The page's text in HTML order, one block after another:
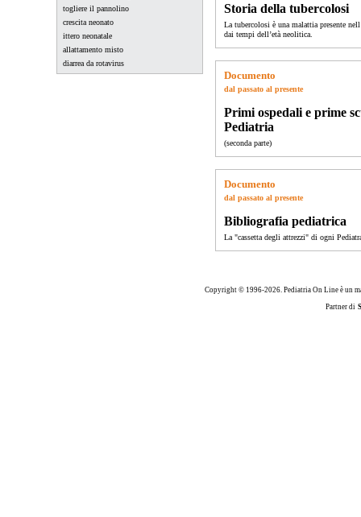
togliere il pannolino
crescita neonato
ittero neonatale
allattamento misto
diarrea da rotavirus
Storia della tubercolosi
La tubercolosi è una malattia presente
dai tempi dell’età neolitica.
Documento
dal passato al presente
Primi ospedali e prime
Pediatria
(seconda parte)
Documento
dal passato al presente
Bibliografia pediatrica
La "cassetta degli attrezzi" di ogni
Copyright © 1996-2026. Pediatria On Line è un
Partner di